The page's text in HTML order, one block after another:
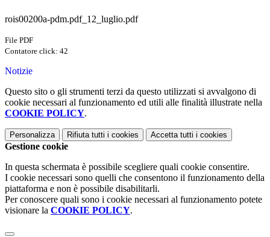
rois00200a-pdm.pdf_12_luglio.pdf
File PDF
Contatore click: 42
Notizie
Questo sito o gli strumenti terzi da questo utilizzati si avvalgono di
cookie necessari al funzionamento ed utili alle finalità illustrate nella
COOKIE POLICY.
Personalizza Rifiuta tutti i cookies Accetta tutti i cookies
Gestione cookie
In questa schermata è possibile scegliere quali cookie consentire.
I cookie necessari sono quelli che consentono il funzionamento della
piattaforma e non è possibile disabilitarli.
Per conoscere quali sono i cookie necessari al funzionamento potete
visionare la COOKIE POLICY.